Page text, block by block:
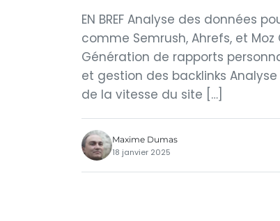
EN BREF Analyse des données
comme Semrush, Ahrefs, et
Génération de rapports
et gestion des backlinks
de la vitesse du site […]
Maxime Dumas
18 janvier 2025